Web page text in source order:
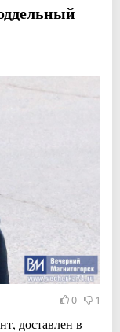
0 1
доставлен в